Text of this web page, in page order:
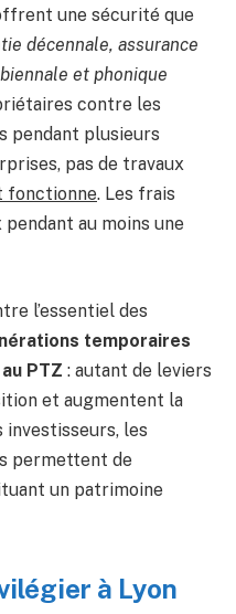
une sécurité que
décennale, assurance
et phonique
contre les
pendant plusieurs
pas de travaux
fonctionne. Les frais
au moins une
l’essentiel des
temporaires
PTZ : autant de leviers
et augmentent la
investisseurs, les
permettent de
un patrimoine
à Lyon